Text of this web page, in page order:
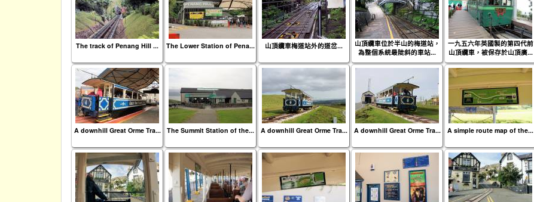
The track of Penang Hill ... The Lower Station of Pena... 山頂纜車梅道站外的道岔...
山頂纜車位於半山的梅道站，
為整個系統最陡斜的車站...
一九五六年英國製的第四代前
山頂纜車，被保存於山頂廣...
A downhill Great Orme Tra... The Summit Station of the... A downhill Great Orme Tra... A downhill Great Orme Tra... A simple route map of the...